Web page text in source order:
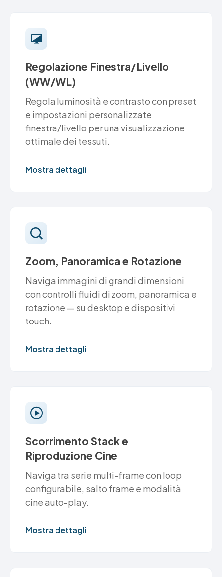
Regolazione Finestra/Livello
(WW/WL)
Regola luminosità e contrasto con preset
e impostazioni personalizzate
finestra/livello per una visualizzazione
ottimale dei tessuti.
Mostra dettagli
Zoom, Panoramica e Rotazione
Naviga immagini di grandi dimensioni
con controlli fluidi di zoom, panoramica e
rotazione — su desktop e dispositivi
touch.
Mostra dettagli
Scorrimento Stack e
Riproduzione Cine
Naviga tra serie multi-frame con loop
configurabile, salto frame e modalità
cine auto-play.
Mostra dettagli